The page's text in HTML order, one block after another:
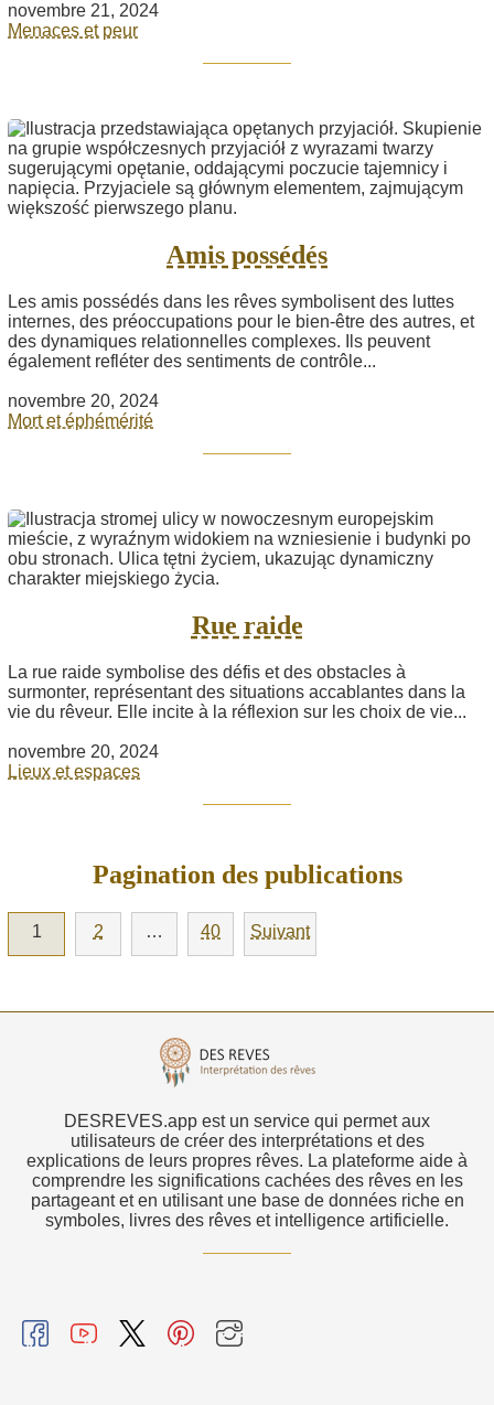
novembre 21, 2024
Menaces et peur
Amis possédés
Les amis possédés dans les rêves symbolisent des luttes
internes, des préoccupations pour le bien-être des autres, et
des dynamiques relationnelles complexes. Ils peuvent
également refléter des sentiments de contrôle...
novembre 20, 2024
Mort et éphémérité
Rue raide
La rue raide symbolise des défis et des obstacles à
surmonter, représentant des situations accablantes dans la
vie du rêveur. Elle incite à la réflexion sur les choix de vie...
novembre 20, 2024
Lieux et espaces
Pagination des publications
1 2 … 40 Suivant
DESREVES.app est un service qui permet aux
utilisateurs de créer des interprétations et des
explications de leurs propres rêves. La plateforme aide à
comprendre les significations cachées des rêves en les
partageant et en utilisant une base de données riche en
symboles, livres des rêves et intelligence artificielle.